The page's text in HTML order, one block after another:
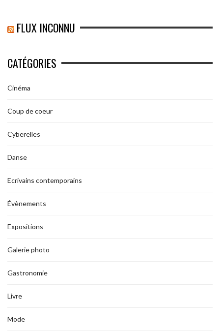
FLUX INCONNU
CATÉGORIES
Cinéma
Coup de coeur
Cyberelles
Danse
Ecrivains contemporains
Évènements
Expositions
Galerie photo
Gastronomie
Livre
Mode